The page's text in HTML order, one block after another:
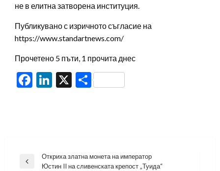
не в елитна затворена институция.
Публикувано с изричното съгласие на
https://www.standartnews.com/
Прочетено 5 пъти, 1 прочита днес
Facebook
LinkedIn
X Share
Навигация
Previous
Откриха златна монета на император
Юстин II на сливенската крепост „Туида“